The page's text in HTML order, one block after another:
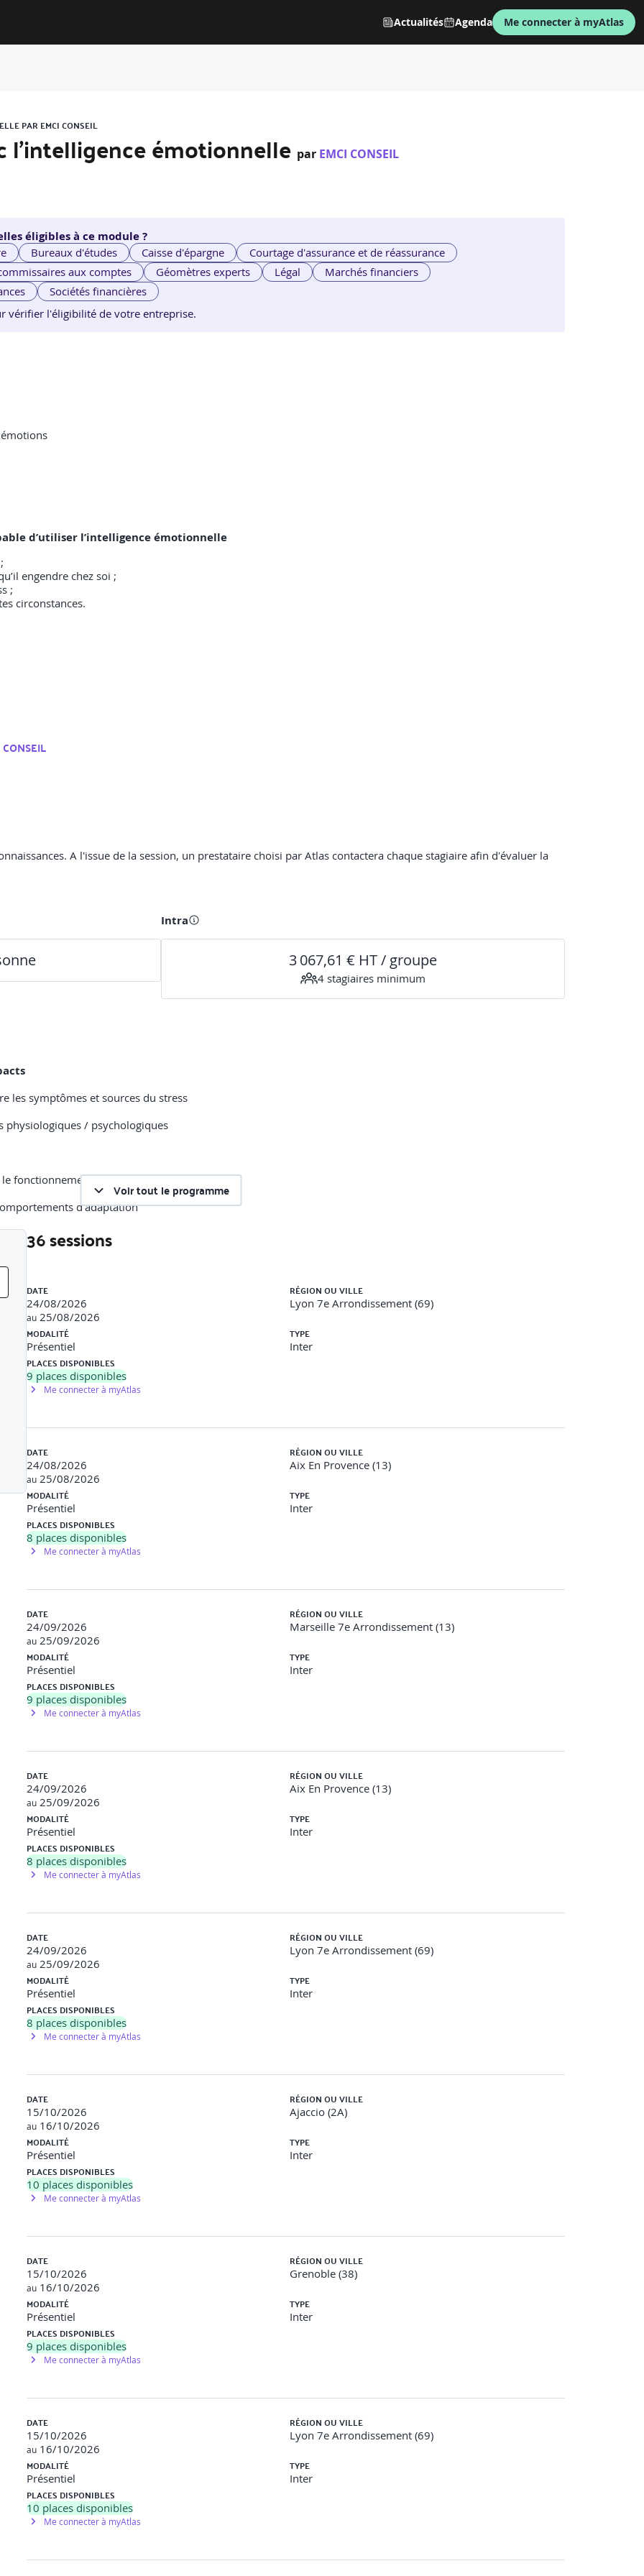
Actualités Agenda Me connecter à myAtlas
PAR EMCI CONSEIL
l’intelligence émotionnelle par EMCI CONSEIL
éligibles à ce module ?
Bureaux d'études Caisse d'épargne
Courtage d'assurance et de réassurance
aux comptes Géomètres experts Légal
Marchés financiers
Sociétés financières
vérifier l'éligibilité de votre entreprise.
d’utiliser l’intelligence émotionnelle
engendre chez soi ;
;
circonstances.
A l'issue de la session, un prestataire choisi par Atlas contactera chaque stagiaire afin d'évaluer la
Intra
3 067,61 € HT / groupe
4 stagiaires minimum
les symptômes et sources du stress
physiologiques / psychologiques
fonctionnement des émotions
d’adaptation
nos actions, nos relations et la performance
stress - émotions
des émotions
(coping) centrées sur les émotions et centrées sur les pensées
émotionnelle
émotionnel
à l’intelligence émotionnelle
professionnelle : enjeux, pourquoi, comment
modèle de Daniel Goleman, comprendre les composantes de l’intelligence émotionnelle, les étapes et
clés.
et messages contraignants, filtres et distorsions
techniques et les expérimenter
à risque pour soi
avec l’intelligence émotionnelle
communiquer avec son interlocuteur de façon appropriée
savoir identifier les émotions chez soi / chez l’autre, lors d’une relation de communication
travail : renouer avec la notion de qualité de vie et conditions de travail, et le droit à la déconnexion.
partage d’expériences, complétés par des
exercices d’application, des jeux de rôle, des études de cas permettant
learning sont intégrées dans nos déroulés pédagogiques (articles, vidéos,
Voir tout le programme
36 sessions
DATE
24/08/2026
au 25/08/2026
RÉGION OU VILLE
Lyon 7e Arrondissement (69)
MODALITÉ
Présentiel
TYPE
Inter
PLACES DISPONIBLES
9 places disponibles
Me connecter à myAtlas
DATE
24/08/2026
au 25/08/2026
RÉGION OU VILLE
Aix En Provence (13)
MODALITÉ
Présentiel
TYPE
Inter
PLACES DISPONIBLES
8 places disponibles
Me connecter à myAtlas
DATE
24/09/2026
au 25/09/2026
RÉGION OU VILLE
Marseille 7e Arrondissement (13)
MODALITÉ
Présentiel
TYPE
Inter
PLACES DISPONIBLES
9 places disponibles
Me connecter à myAtlas
DATE
24/09/2026
au 25/09/2026
RÉGION OU VILLE
Aix En Provence (13)
MODALITÉ
Présentiel
TYPE
Inter
PLACES DISPONIBLES
8 places disponibles
Me connecter à myAtlas
DATE
24/09/2026
au 25/09/2026
RÉGION OU VILLE
Lyon 7e Arrondissement (69)
MODALITÉ
Présentiel
TYPE
Inter
PLACES DISPONIBLES
8 places disponibles
Me connecter à myAtlas
DATE
15/10/2026
au 16/10/2026
RÉGION OU VILLE
Ajaccio (2A)
MODALITÉ
Présentiel
TYPE
Inter
PLACES DISPONIBLES
10 places disponibles
Me connecter à myAtlas
DATE
15/10/2026
au 16/10/2026
RÉGION OU VILLE
Grenoble (38)
MODALITÉ
Présentiel
TYPE
Inter
PLACES DISPONIBLES
9 places disponibles
Me connecter à myAtlas
DATE
15/10/2026
au 16/10/2026
RÉGION OU VILLE
Lyon 7e Arrondissement (69)
MODALITÉ
Présentiel
TYPE
Inter
PLACES DISPONIBLES
10 places disponibles
Me connecter à myAtlas